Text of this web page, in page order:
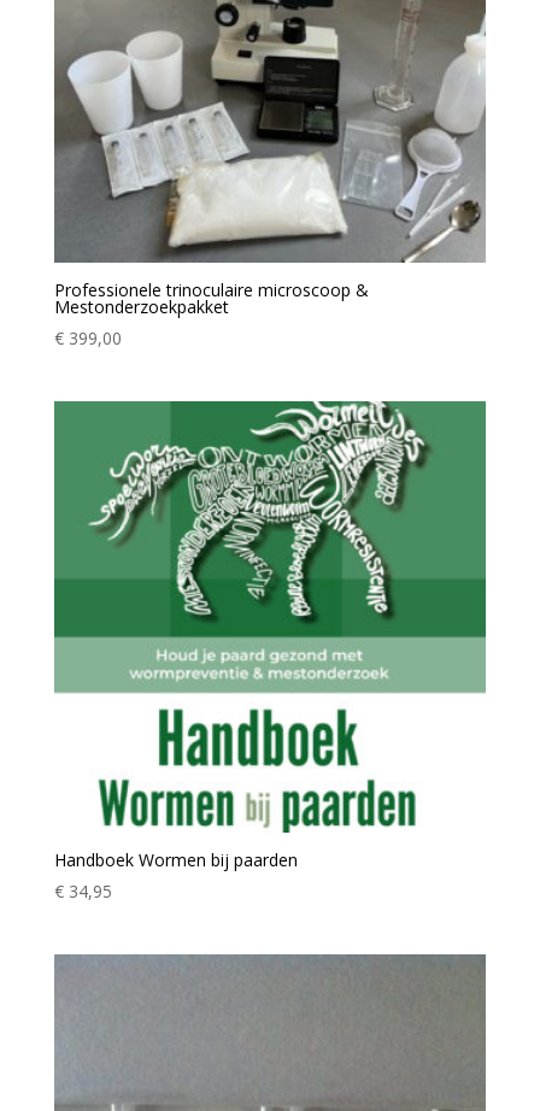
Professionele trinoculaire microscoop &
Mestonderzoekpakket
€399,00
Handboek Wormen bij paarden
€34,95